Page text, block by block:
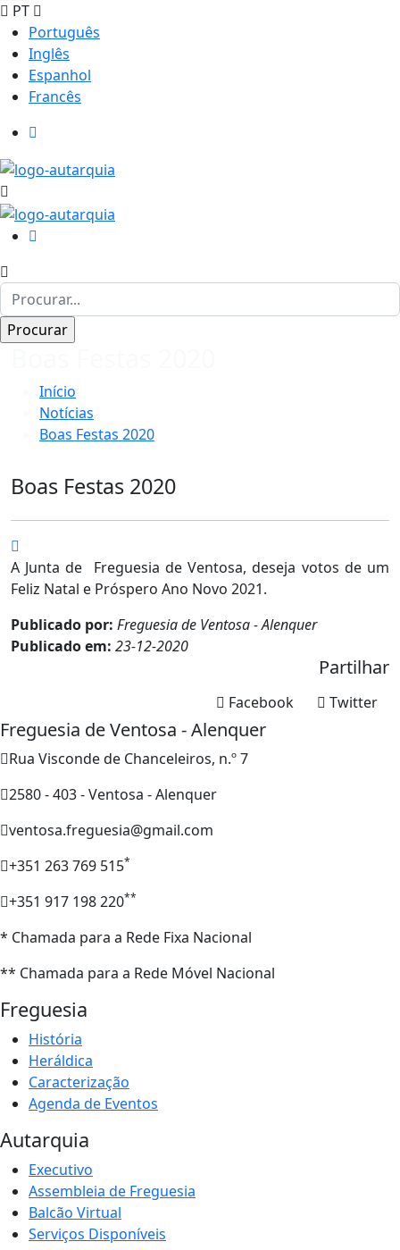
PT
Português
Inglês
Espanhol
Francês
Início
Notícias
Boas Festas 2020
Boas Festas 2020
A Junta de Freguesia de Ventosa, deseja votos de um
Feliz Natal e Próspero Ano Novo 2021.
Publicado por: Freguesia de Ventosa - Alenquer
Publicado em: 23-12-2020
Partilhar
Twitter
Facebook
Freguesia de Ventosa - Alenquer
Rua Visconde de Chanceleiros, n.º 7
2580 - 403 - Ventosa - Alenquer
ventosa.freguesia@gmail.com
+351 263 769 515*
+351 917 198 220**
* Chamada para a Rede Fixa Nacional
** Chamada para a Rede Móvel Nacional
Freguesia
História
Heráldica
Caracterização
Agenda de Eventos
Autarquia
Executivo
Assembleia de Freguesia
Balcão Virtual
Serviços Disponíveis